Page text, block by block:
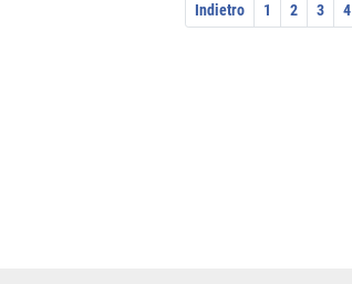
Indietro 1 2 3 4